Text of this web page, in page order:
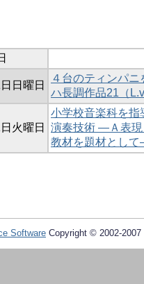
日曜日
４台のティンパ
ハ長調作品21（
火曜日
小学校音楽科を指
演奏技術 ―Ａ表現
教材を題材とし
Software Copyright © 2002-2007